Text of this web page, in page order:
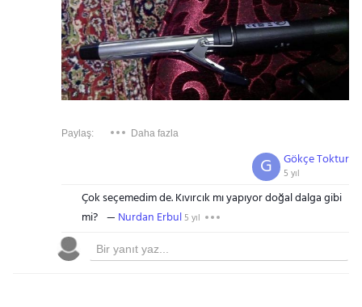
Paylaş: Daha fazla
Gökçe Toktur
5 yıl
G
Çok seçemedim de. Kıvırcık mı yapıyor doğal dalga gibi
mi?
Nurdan Erbul5 yıl